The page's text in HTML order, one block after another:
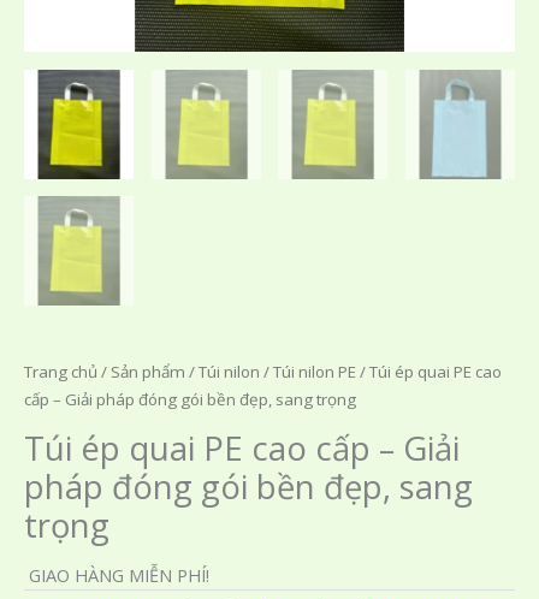
Trang chủ / Sản phẩm /Túi nilon /Túi nilon PE / Túi ép quai PE cao
cấp – Giải pháp đóng gói bền đẹp, sang trọng
Túi ép quai PE cao cấp – Giải
pháp đóng gói bền đẹp, sang
trọng
GIAO HÀNG MIỄN PHÍ!